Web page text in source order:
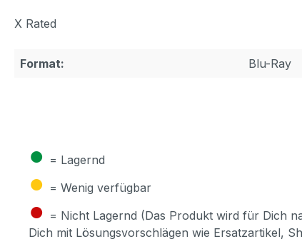
X Rated
Format: Blu-Ray
● = Lagernd
● = Wenig verfügbar
● = Nicht Lagernd (Das Produkt wird für Dich
Dich mit Lösungsvorschlägen wie Ersatzartikel,